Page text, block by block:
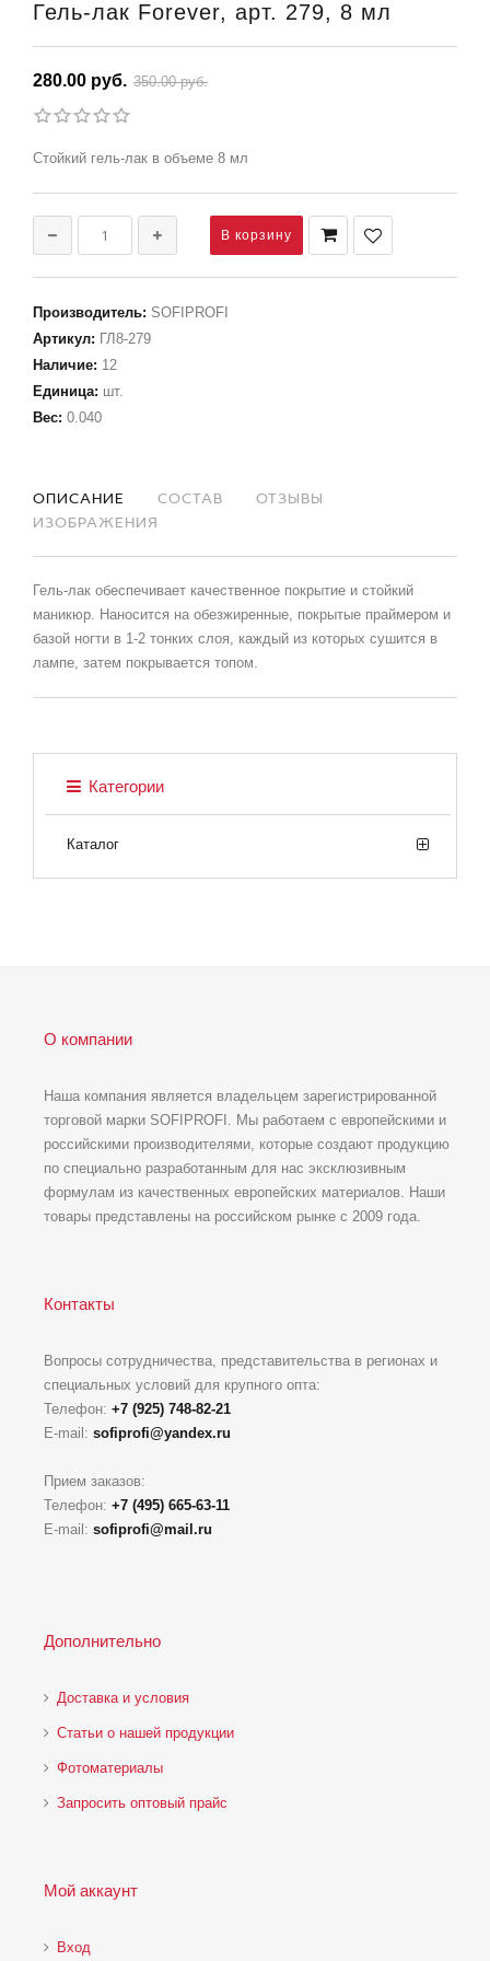
Гель-лак Forever, арт. 279, 8 мл
280.00 руб. 350.00 руб.
Стойкий гель-лак в объеме 8 мл
Производитель: SOFIPROFI
Артикул: ГЛ8-279
Наличие: 12
Единица: шт.
Вес: 0.040
ОПИСАНИЕ СОСТАВ
ОТЗЫВЫ
ИЗОБРАЖЕНИЯ
Гель-лак обеспечивает качественное покрытие и стойкий
маникюр. Наносится на обезжиренные, покрытые праймером и
базой ногти в 1-2 тонких слоя, каждый из которых сушится в
лампе, затем покрывается топом.
Категории
Каталог
О компании
Наша компания является владельцем зарегистрированной
торговой марки SOFIPROFI. Мы работаем с европейскими и
российскими производителями, которые создают продукцию
по специально разработанным для нас эксклюзивным
формулам из качественных европейских материалов. Наши
товары представлены на российском рынке с 2009 года.
Контакты
Вопросы сотрудничества, представительства в регионах и
специальных условий для крупного опта:
Телефон: +7 (925) 748-82-21
E-mail: sofiprofi@yandex.ru
Прием заказов:
Телефон: +7 (495) 665-63-11
E-mail: sofiprofi@mail.ru
Дополнительно
Доставка и условия
Статьи о нашей продукции
Фотоматериалы
Запросить оптовый прайс
Мой аккаунт
Вход